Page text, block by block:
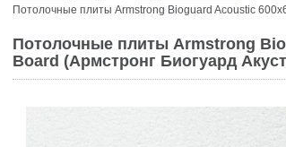
Потолочные плиты Armstrong Bioguard Acoustic
Потолочные плиты Armstrong
Board (Армстронг Биогуард